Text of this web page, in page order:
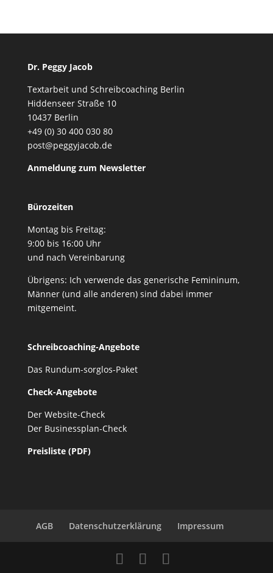
Dr. Peggy Jacob
Textarbeit und Schreibcoaching Berlin
Hiddenseer Straße 10
10437 Berlin
+49 (0) 30 400 030 80
post@peggyjacob.de
Anmeldung zum Newsletter
Bürozeiten
Montag bis Freitag:
9:00 bis 16:00 Uhr
und nach Vereinbarung
Übrigens: Ich verwende das generische Femininum,
Männer (und alle anderen) sind dabei immer
mitgemeint.
Schreibcoaching-Angebote
Das Rundum-sorglos-Paket
Check-Angebote
Der Website-Check
Der Businessplan-Check
Preisliste (PDF)
AGB Datenschutzerklärung Impressum